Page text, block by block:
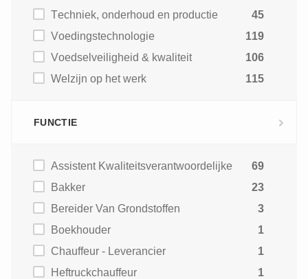
Techniek, onderhoud en productie
45
Voedingstechnologie
119
Voedselveiligheid & kwaliteit
106
Welzijn op het werk
115
FUNCTIE
Assistent Kwaliteitsverantwoordelijke
69
Bakker
23
Bereider Van Grondstoffen
3
Boekhouder
1
Chauffeur - Leverancier
1
Heftruckchauffeur
1